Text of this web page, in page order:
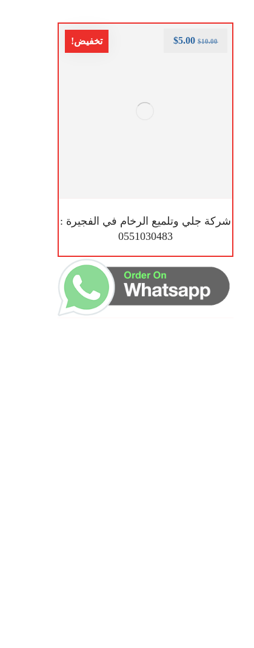
تخفيض!
شركة جلي وتلميع الرخام في الفجيرة :
0551030483
$10.00
$5.00